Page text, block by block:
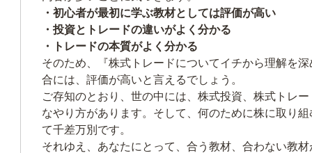
・初心者が最初に学ぶ教材としては評価が高い
・投資とトレードの違いがよく分かる
・トレードの本質がよく分かる
そのため、『株式トレードについてイチから理解を
合には、評価が高いと言えるでしょう。
ご存知のとおり、世の中には、株式投資、株式トレ
なやり方があります。そして、何のために株に取り
て千差万別です。
それゆえ、あなたにとって、合う教材、合わない教